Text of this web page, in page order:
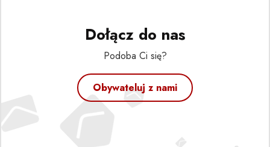
Dołącz do nas
Podoba Ci się?
Obywateluj z nami